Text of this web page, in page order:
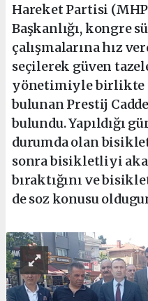
Hareket Partisi
Başkanlığı, kongre
çalışmalarına hız
seçilerek güven
yönetimiyle birlikte
bulunan Prestij
bulundu. Yapıldığı
durumda olan
sonra bisikletliyi
bıraktığını ve
de soz konusu